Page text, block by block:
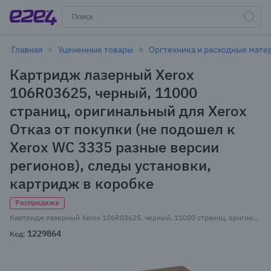
Главная Уцененные товары Оргтехника и расходные
Картридж лазерный Xerox
106R03625, черный, 11000
страниц, оригинальный для Xerox
Отказ от покупки (не подошел к
Xerox WC 3335 разные версии
регионов), следы установки,
картридж в коробке
Распродажа
Картридж лазерный Xerox 106R03625, черный, 11000 страниц, оригинальный для Xerox Отказ от покупки (не подошел к Xerox WC 3335 разные версии регионов), следы установки, картридж в коробке
Код: 1229864